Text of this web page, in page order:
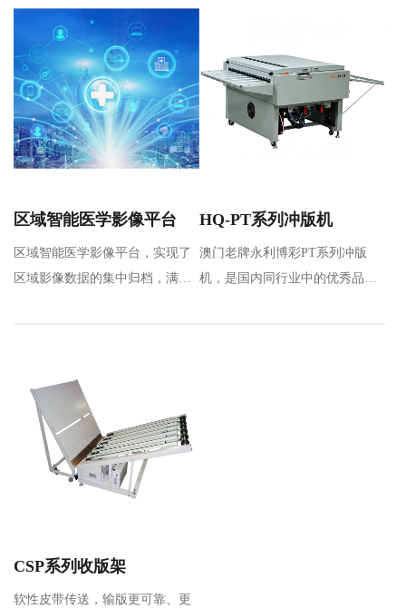
区域智能医学影像平台
区域智能医学影像平台，实现了
区域影像数据的集中归档，满足
HQ-PT系列冲版机
澳门老牌永利博彩PT系列冲版
机，是国内同行业中的优秀品
CSP系列收版架
软性皮带传送，输版更可靠、更